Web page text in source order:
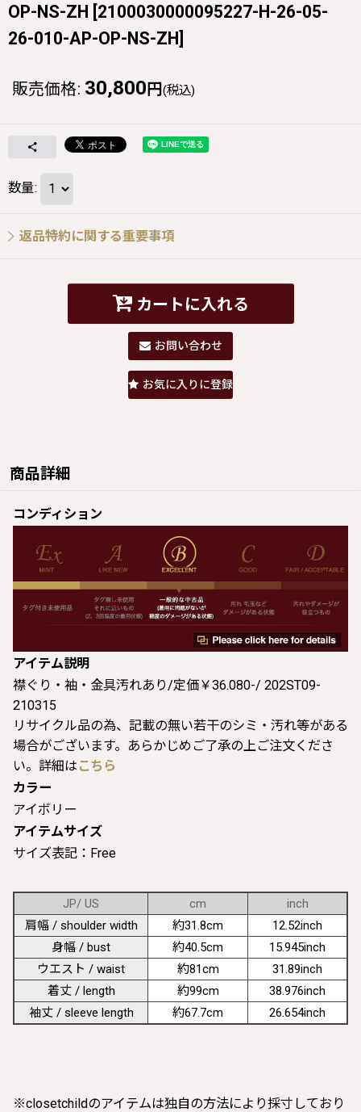
OP-NS-ZH [2100030000095227-H-26-05-
26-010-AP-OP-NS-ZH]
販売価格: 30,800 円 (税込)
数量:
返品特約に関する重要事項
カートに入れる
お問い合わせ
お気に入りに登録
商品詳細
コンディション
アイテム説明
襟ぐり・袖・金具汚れあり/定価￥36.080-/ 202ST09-
210315
リサイクル品の為、記載の無い若干のシミ・汚れ等がある
場合がございます。あらかじめご了承の上ご注文くださ
い。詳細は こちら
カラー
アイボリー
アイテムサイズ
サイズ表記：Free
JP/ US cm
inch
肩幅 / shoulder width
約31.8cm
12.52inch
身幅 / bust
約40.5cm
15.945inch
ウエスト / waist
約81cm
31.89inch
着丈 / length
約99cm
38.976inch
袖丈 / sleeve length
約67.7cm 26.654inch
※closetchildのアイテムは独自の方法により採寸しており